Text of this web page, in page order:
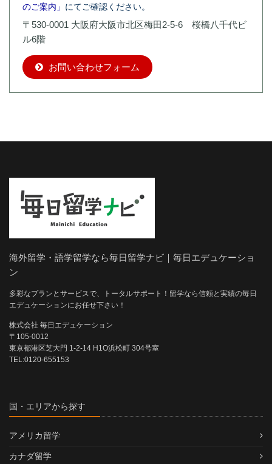
のご案内」 にてご確認ください。
〒530-0001 大阪府大阪市北区梅田2-5-6 桜橋八千代ビ
ル6階
お問い合わせフォーム
海外留学・語学留学なら毎日留学ナビ｜毎日エデュケーショ
ン
多彩なプランとサービスで、トータルサポート！留学なら信頼と実績の毎日
エデュケーションにお任せ下さい！
株式会社 毎日エデュケーション
〒105-0012
東京都港区芝大門 1-2-14 H1O浜松町 304号室
TEL:0120-655153
国・エリアから探す
アメリカ留学
カナダ留学